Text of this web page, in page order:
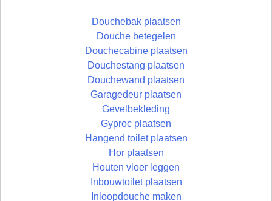
Douchebak plaatsen
Douche betegelen
Douchecabine plaatsen
Douchestang plaatsen
Douchewand plaatsen
Garagedeur plaatsen
Gevelbekleding
Gyproc plaatsen
Hangend toilet plaatsen
Hor plaatsen
Houten vloer leggen
Inbouwtoilet plaatsen
Inloopdouche maken